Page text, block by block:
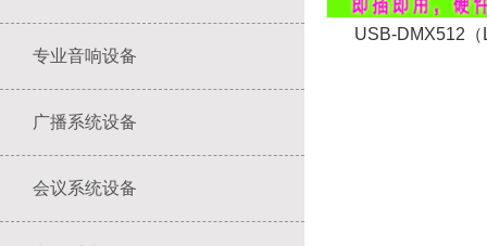
专业音响设备
广播系统设备
会议系统设备
USB-DMX512